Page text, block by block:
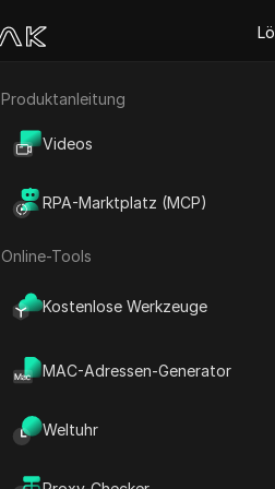
E-Commerce
Produktanleitung
Videos
RPA-Marktplatz (MCP)
Online-Tools
Kostenlose Werkzeuge
MAC-Adressen-Generator
Weltuhr
Krypto
überprüft
Krypto